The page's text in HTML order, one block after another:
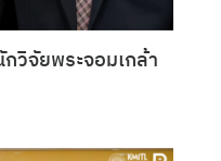
วิจัยพระจอมเกล้า